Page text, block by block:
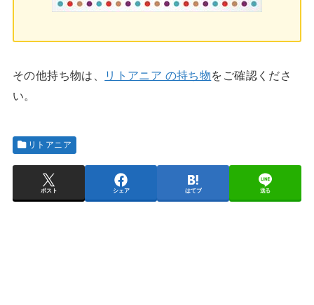
その他持ち物は、 リトアニア の持ち物をご確認くださ
い。
リトアニア
ポスト シェア はてブ 送る